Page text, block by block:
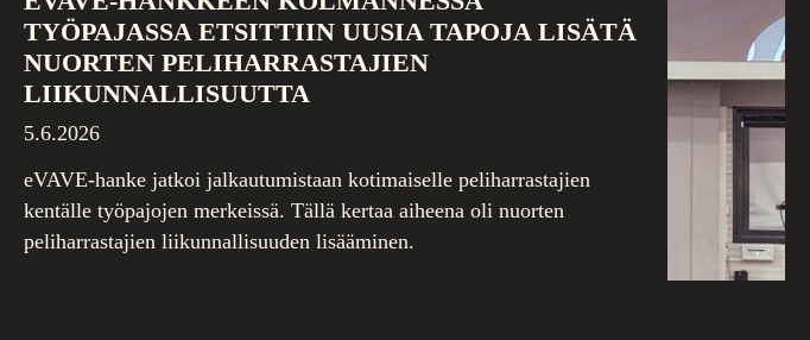
TYÖPAJASSA ETSITTIIN UUSIA TAPOJA LISÄTÄ
NUORTEN PELIHARRASTAJIEN
LIIKUNNALLISUUTTA
5.6.2026
eVAVE-hanke jatkoi jalkautumistaan kotimaiselle peliharrastajien
kentälle työpajojen merkeissä. Tällä kertaa aiheena oli nuorten
peliharrastajien liikunnallisuuden lisääminen.